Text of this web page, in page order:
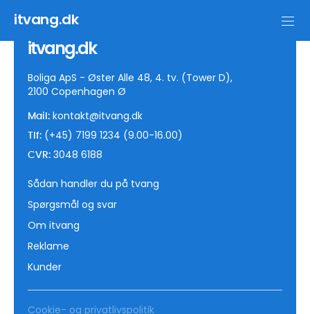
itvang.dk
then start writing!
itvang.dk
Sådan handler du på tvang
Spørgsmål og svar
Om itvang
Reklame
Kunder
Boliga ApS - Øster Alle 48, 4. tv. (Tower D),
2100 Copenhagen Ø
Mail: kontakt@itvang.dk
Tlf: (+45) 7199 1234 (9.00-16.00)
CVR: 3048 6188